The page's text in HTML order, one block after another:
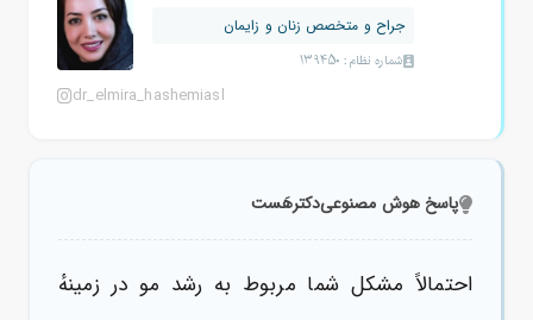
جراح و متخصص زنان و زایمان
شماره نظام: 139450
dr_elmira_hashemiasl
پاسخ هوش مصنوعیدکترهَست
احتمالاً مشکل شما مربوط به رشد مو در زمینهٔ